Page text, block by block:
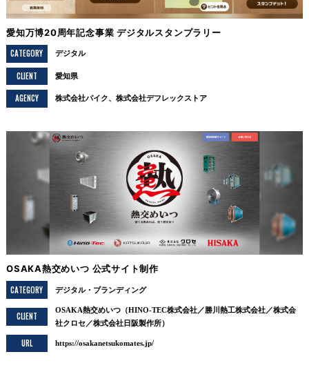
愛知万博20周年記念事業 デジタルスタンプラリー
CATEGORY
デジタル
CLIENT 愛知県
AGENCY 株式会社パイク、株式会社デフレックストア
OSAKA熱交めいつ 公式サイト制作
CATEGORY
デジタル ブランディング
CLIENT
OSAKA熱交めいつ（HINO-TEC株式会社／勝川熱工株式会社／株式会
社クロセ／株式会社日阪製作所）
URL https://osakanetsukomates.jp/